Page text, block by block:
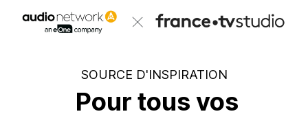
Header:
SOURCE D'INSPIRATION
Pour tous vos